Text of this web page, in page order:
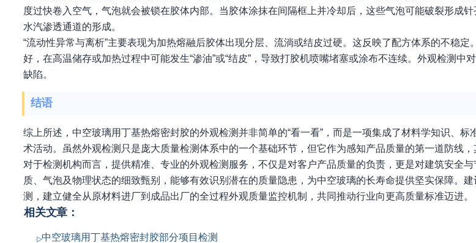
度过快卷入空气，气泡就会被锁在胶体内部。当胶体涂抹在间隔框上并冷却后，这些气泡可能破裂形成
水汽渗透通道的形成。
“流动性异常与离析”主要表现为加热熔融后胶体出现分层、流淌或结皮过硬。这反映了配方体系的不稳
好，在高温储存或加热过程中可能发生“渗油”或“结皮”，导致打胶机喷嘴堵塞或涂布不连续。外观检测中
缺陷。
结语
综上所述，中空玻璃用丁基热熔密封胶的外观检测并非简单的“看一看”，而是一项集成了材料学知识、
术活动。虽然外观检测只是庞大质量检测体系中的一个基础环节，但它作为感知产品质量的第一道防线，
对于检测机构而言，提供精准、专业的外观检测服务，不仅是对客户产品质量的负责，更是对建筑安全
质、气泡及物理状态的细致甄别，能够有效识别潜在的质量隐患，为中空玻璃的长寿命提供坚实保障。
测，建立健全从原材料进厂到成品出厂的全过程外观质量监控机制，共同推动行业向更高质量标准迈进。
相关文章：
中空玻璃用丁基热熔密封胶部分项目检测